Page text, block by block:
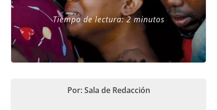
Tiempo de lectura: 2 minutos
Por: Sala de Redacción